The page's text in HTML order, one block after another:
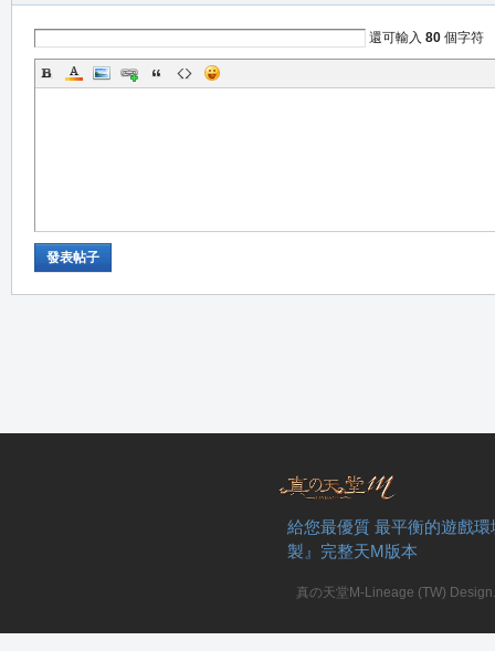
還可輸入 80 個字符
發表帖子
給您最優質 最平衡的遊戲
製』完整天M版本
真の天堂M-Lineage (TW)